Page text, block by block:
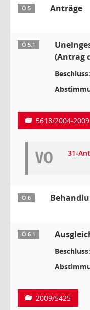
Ö 5 Anträge
Ö 5.1
(Antrag
Beschluss:
5618/2004-2009
VO 31-
Ö 6
Ö 6.1
Beschluss:
2009/5425